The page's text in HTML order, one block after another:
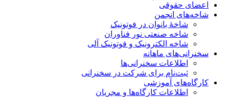
اعضای حقوقی
شاخه‌های انجمن
شاخۀ بانوان در فوتونیک
شاخه صنعتی نور فناوران
شاخه‌ الکترونیک و فوتونیک آلی
سخنرانی‌های ماهانه
اطلاعات سخنرانی‌‌ها
ثبت‌نام برای شرکت در سخنرانی
کارگاه‌های آموزشی
اطلاعات کارگاه‌ها و مجریان